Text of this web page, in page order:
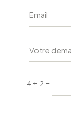
4 + 2 =